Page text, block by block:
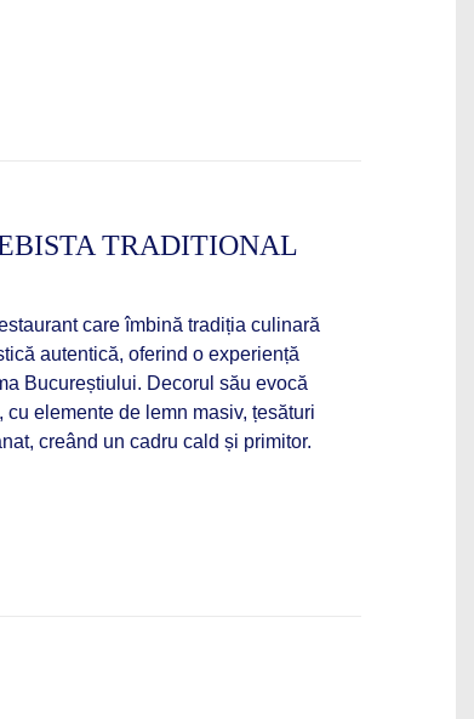
TRADITIONAL
care îmbină tradiția culinară
autentică, oferind o experiență
Bucureștiului. Decorul său evocă
elemente de lemn masiv, țesături
creând un cadru cald și primitor.